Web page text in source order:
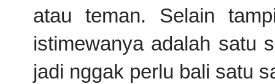
atau teman. Selain
istimewanya adalah satu
jadi nggak perlu bali satu